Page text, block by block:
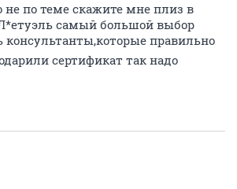
по теме скажите мне плиз в
самый большой выбор
консультанты,которые правильно
сертификат так надо